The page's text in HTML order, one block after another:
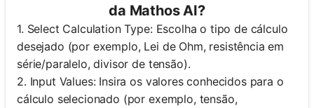
da Mathos AI?
1. Select Calculation Type: Escolha o tipo de cálculo
desejado (por exemplo, Lei de Ohm, resistência em
série/paralelo, divisor de tensão).
2. Input Values: Insira os valores conhecidos para o
cálculo selecionado (por exemplo, tensão,